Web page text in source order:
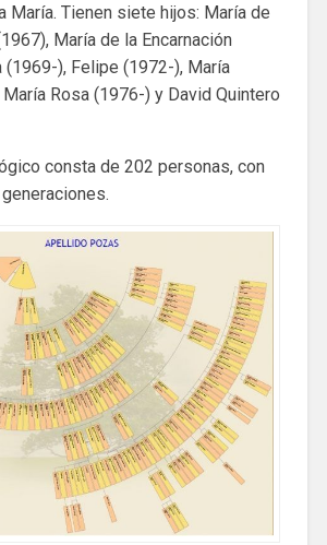
María. Tienen siete hijos: María de
María de la Encarnación
(1969-), Felipe (1972-), María
Rosa (1976-) y David Quintero
consta de 202 personas, con